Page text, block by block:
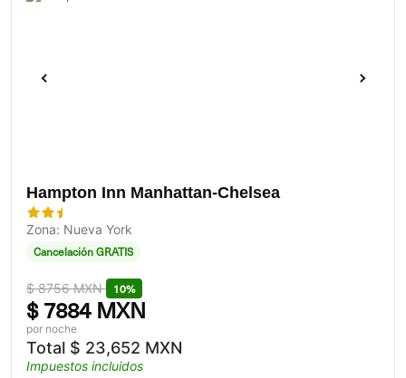
Hampton Inn Manhattan-Chelsea
Zona: Nueva York
Cancelación GRATIS
$8756 MXN 10%
$7884 MXN
por noche
Total $ 23,652 MXN
Impuestos incluidos